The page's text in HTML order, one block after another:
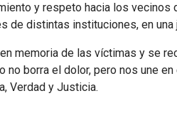
y respeto hacia los vecinos
de distintas instituciones, en
memoria de las víctimas y se
no borra el dolor, pero nos une
Verdad y Justicia.